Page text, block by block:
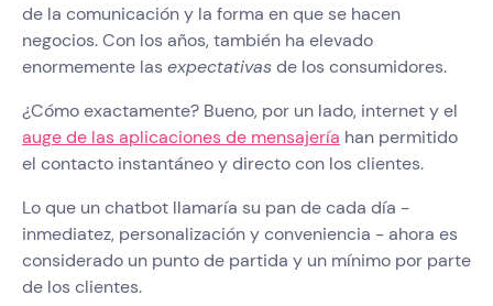
de la comunicación y la forma en que se hacen
negocios. Con los años, también ha elevado
enormemente las expectativas de los consumidores.
¿Cómo exactamente? Bueno, por un lado, internet y el
auge de las aplicaciones de mensajería han permitido
el contacto instantáneo y directo con los clientes.
Lo que un chatbot llamaría su pan de cada día -
inmediatez, personalización y conveniencia - ahora es
considerado un punto de partida y un mínimo por parte
de los clientes.